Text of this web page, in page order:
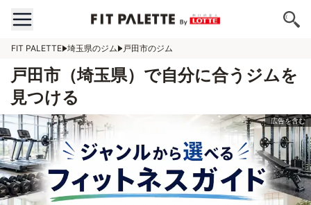
FIT PALETTE 埼玉県のジム 戸田市のジム
戸田市（埼玉県）で自分に合うジムを
見つける